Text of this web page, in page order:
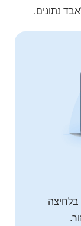
נתונים.
בלחיצה